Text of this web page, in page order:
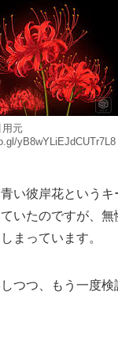
用元
yB8wYLiEJdCUTr7L8
い彼岸花というキ
いたのですが、
まっています。
つつ、もう一度検